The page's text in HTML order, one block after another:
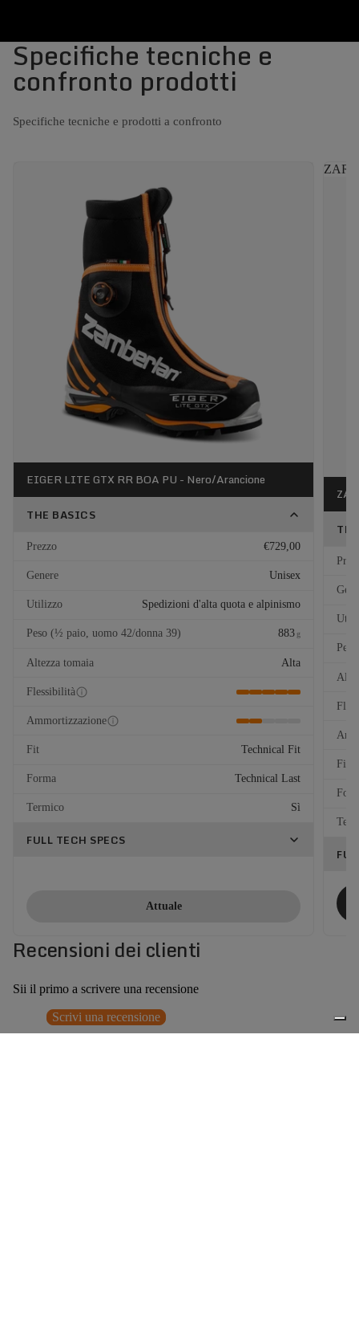
Specifiche tecniche e
confronto prodotti
Specifiche tecniche e prodotti a confronto
EIGER LITE GTX RR BOA PU - Nero/Arancione
THE BASICS
Prezzo €729,00
Genere Unisex
Utilizzo Spedizioni d'alta quota e alpinismo
Peso (½ paio, uomo 42/donna 39) 883 g
Altezza tomaia Alta
Flessibilità
Ammortizzazione
Fit Technical Fit
Forma Technical Last
Termico Sì
FULL TECH SPECS
Attuale
Fit
Recensioni dei clienti
Sii il primo a scrivere una recensione
Scrivi una recensione